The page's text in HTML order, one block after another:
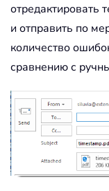
отредактировать
и отправить по
количество
сравнению с